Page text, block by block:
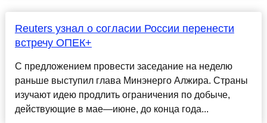
Reuters узнал о согласии России перенести
встречу ОПЕК+
С предложением провести заседание на неделю
раньше выступил глава Минэнерго Алжира. Страны
изучают идею продлить ограничения по добыче,
действующие в мае—июне, до конца года...